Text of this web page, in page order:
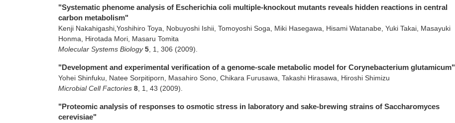
"Systematic phenome analysis of Escherichia coli multiple‐knockout mutants reveals hidden reactions in central
carbon metabolism"
Kenji Nakahigashi,Yoshihiro Toya, Nobuyoshi Ishii, Tomoyoshi Soga, Miki Hasegawa, Hisami Watanabe, Yuki Takai, Masayuki
Honma, Hirotada Mori, Masaru Tomita
Molecular Systems Biology 5 1 306 (2009)
"Development and experimental verification of a genome-scale metabolic model for Corynebacterium glutamicum"
Yohei Shinfuku, Natee Sorpitiporn, Masahiro Sono, Chikara Furusawa, Takashi Hirasawa, Hiroshi Shimizu
Microbial Cell Factories 8 1 43 (2009)
"Proteomic analysis of responses to osmotic stress in laboratory and sake-brewing strains of Saccharomyces
cerevisiae"